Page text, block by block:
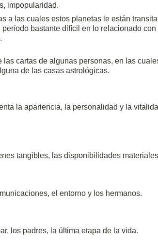
impopularidad.
a las cuales estos planetas le están
bastante difícil en lo relacionado
las cartas de algunas personas, en las
de las casas astrológicas.
la apariencia, la personalidad y la
tangibles, las disponibilidades
el entorno y los hermanos.
los padres, la última etapa de la vida.